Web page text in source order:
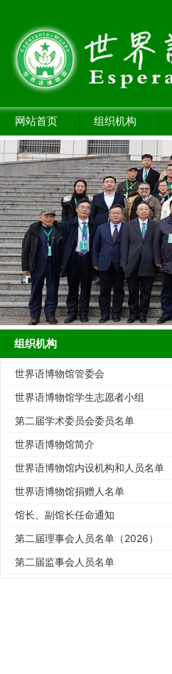
网站首页 组织机构
组织机构
世界语博物馆管委会
世界语博物馆学生志愿者小组
第二届学术委员会委员名单
（2026）
世界语博物馆简介
世界语博物馆内设机构和人员名单
世界语博物馆捐赠人名单
馆长、副馆长任命通知
第二届理事会人员名单（2026）
第二届监事会人员名单